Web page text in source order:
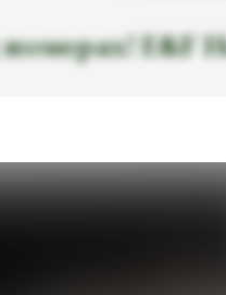
E&F